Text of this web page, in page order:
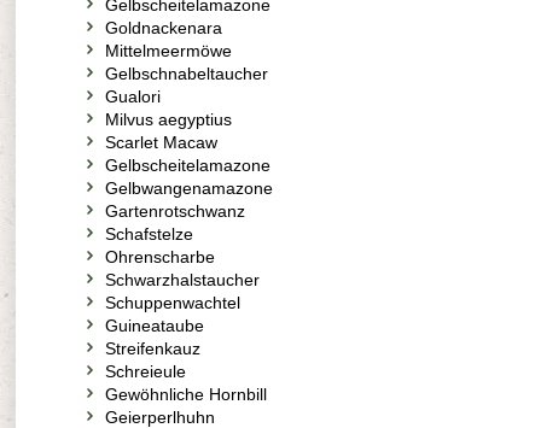
Gelbscheitelamazone
Goldnackenara
Mittelmeermöwe
Gelbschnabeltaucher
Gualori
Milvus aegyptius
Scarlet Macaw
Gelbscheitelamazone
Gelbwangenamazone
Gartenrotschwanz
Schafstelze
Ohrenscharbe
Schwarzhalstaucher
Schuppenwachtel
Guineataube
Streifenkauz
Schreieule
Gewöhnliche Hornbill
Geierperlhuhn